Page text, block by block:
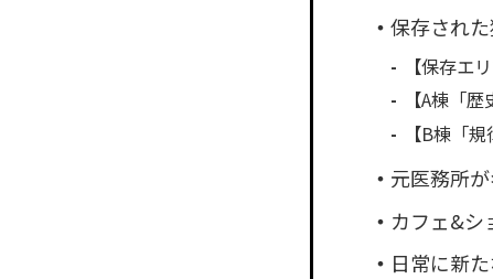
保存され
【保存エ
【A棟「
【B棟「
元医務所
カフェ&シ
日常に新